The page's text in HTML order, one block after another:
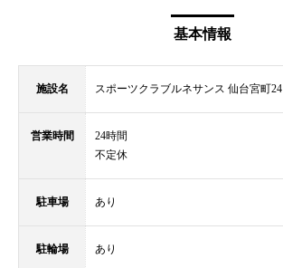
基本情報
施設名 スポーツクラブルネサンス 仙台宮町24
営業時間
24時間
不定休
駐車場 あり
駐輪場 あり